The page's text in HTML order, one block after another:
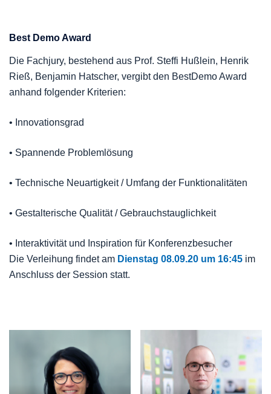
Best Demo Award
Die Fachjury, bestehend aus Prof. Steffi Hußlein, Henrik
Rieß, Benjamin Hatscher, vergibt den BestDemo Award
anhand folgender Kriterien:
• Innovationsgrad
• Spannende Problemlösung
• Technische Neuartigkeit / Umfang der Funktionalitäten
• Gestalterische Qualität / Gebrauchstauglichkeit
• Interaktivität und Inspiration für Konferenzbesucher
Die Verleihung findet am Dienstag 08.09.20 um 16:45 im
Anschluss der Session statt.